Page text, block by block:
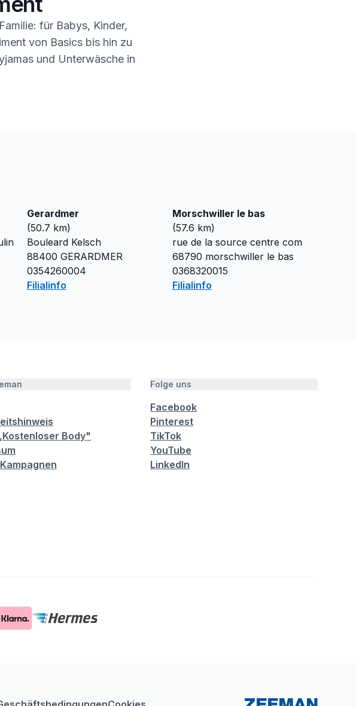
für Babys, Kinder,
von Basics bis hin zu
und Unterwäsche in
Gerardmer
(50.7 km)
Bouleard Kelsch
88400 GERARDMER
0354260004
Filialinfo
Morschwiller le bas
(57.6 km)
rue de la source centre com
68790 morschwiller le bas
0368320015
Filialinfo
Body"
Folge uns
Facebook
Pinterest
TikTok
YouTube
LinkedIn